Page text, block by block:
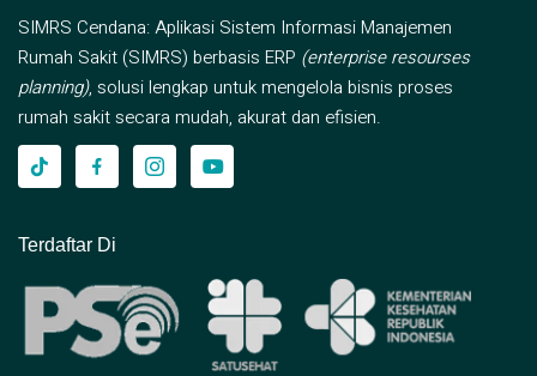
SIMRS Cendana: Aplikasi Sistem Informasi Manajemen
Rumah Sakit (SIMRS) berbasis ERP (enterprise resourses
planning), solusi lengkap untuk mengelola bisnis proses
rumah sakit secara mudah, akurat dan efisien.
Terdaftar Di